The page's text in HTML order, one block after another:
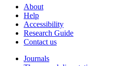
About
Help
Accessibility
Research Guide
Contact us
Journals